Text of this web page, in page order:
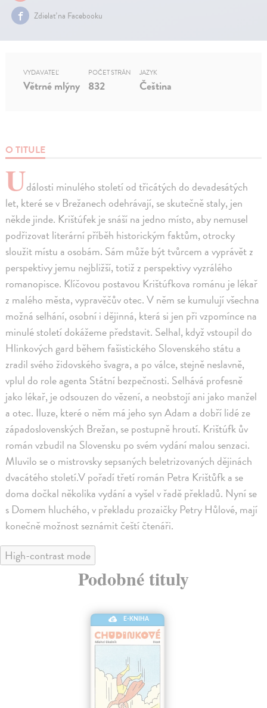
Zdielať na Facebooku
O TITULE
Události minulého století od třicátých do devadesátých
let, které se v Brežanech odehrávají, se skutečně staly, jen
někde jinde. Krištúfek je snáší na jedno místo, aby nemusel
podřizovat literární příběh historickým faktům, otrocky
sloužit místu a osobám. Sám může být tvůrcem a vyprávět z
perspektivy jemu nejbližší, totiž z perspektivy vyzrálého
romanopisce. Klíčovou postavou Krištúfkova románu je lékař
z malého města, vypravěčův otec. V něm se kumulují všechna
možná selhání, osobní i dějinná, která si jen při vzpomínce na
minulé století dokážeme představit. Selhal, když vstoupil do
Hlinkových gard během fašistického Slovenského státu a
zradil svého židovského švagra, a po válce, stejně neslavně,
vplul do role agenta Státní bezpečnosti. Selhává profesně
jako lékař, je odsouzen do vězení, a neobstojí ani jako manžel
a otec. Iluze, které o něm má jeho syn Adam a dobří lidé ze
západoslovenských Brežan, se postupně hroutí. Krištúfk ův
román vzbudil na Slovensku po svém vydání malou senzaci.
Mluvilo se o mistrovsky sepsaných beletrizovaných dějinách
dvacátého století.V pořadí třetí román Petra Krištůfk a se
doma dočkal několika vydání a vyšel v řadě překladů. Nyní se
s Domem hluchého, v překladu prozaičky Petry Hůlové, mají
konečně možnost seznámit čeští čtenáři.
VYDAVATEĽ
Větrné mlýny
POČET STRÁN
832
JAZYK
Čeština
High-contrast mode
Podobné tituly
E-KNIHA